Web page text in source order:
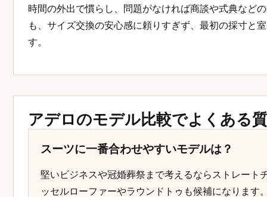
時間の外出で慣らし、問題がなければ商談や式典など
も、サイズ交換の安心感に頼りすぎず、最初の採寸と
す。
アデロのモデル比較でよくある
スーツに一番合わせやすいモデルは？
堅いビジネスや冠婚葬祭まで考えるならストレート
ッセルローファーやラウンドトゥも候補になります